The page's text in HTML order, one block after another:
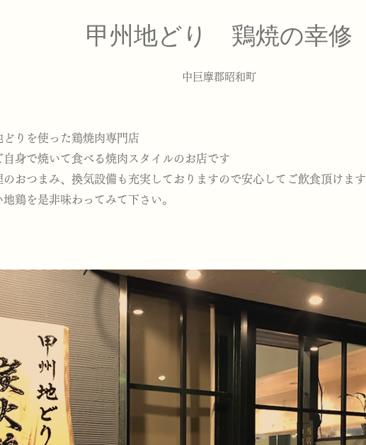
甲州地どり 鶏焼の幸修
中巨摩郡昭和町
りを使った鶏焼肉専門店
自身で焼いて食べる焼肉スタイルのお店です
のおつまみ、換気設備も充実しておりますので安心してご飲食頂けます
鶏を是非味わってみて下さい。